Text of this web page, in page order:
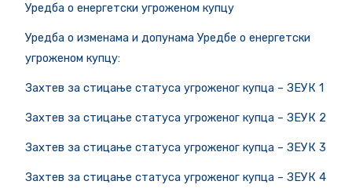
Уредба о енергетски угроженом купцу
Уредба о изменама и допунама Уредбе о енергетски
угроженом купцу:
Захтев за стицање статуса угроженог купца – ЗЕУК 1
Захтев за стицање статуса угроженог купца – ЗЕУК 2
Захтев за стицање статуса угроженог купца – ЗЕУК 3
Захтев за стицање статуса угроженог купца – ЗЕУК 4